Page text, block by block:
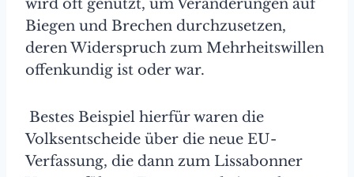
wird oft genutzt, um Veränderungen auf
Biegen und Brechen durchzusetzen,
deren Widerspruch zum Mehrheitswillen
offenkundig ist oder war.
Bestes Beispiel hierfür waren die
Volksentscheide über die neue EU-
Verfassung, die dann zum Lissabonner